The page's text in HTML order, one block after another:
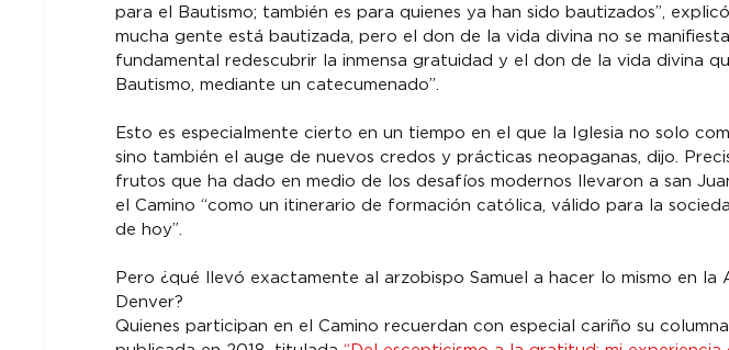
para el Bautismo; también es para quienes ya han sido bautizados”,
mucha gente está bautizada, pero el don de la vida divina no se
fundamental redescubrir la inmensa gratuidad y el don de la vida divina
Bautismo, mediante un catecumenado”.
Esto es especialmente cierto en un tiempo en el que la Iglesia no solo
sino también el auge de nuevos credos y prácticas neopaganas, dijo.
frutos que ha dado en medio de los desafíos modernos llevaron a san
el Camino “como un itinerario de formación católica, válido para la
de hoy”.
Pero ¿qué llevó exactamente al arzobispo Samuel a hacer lo mismo en la
Denver?
Quienes participan en el Camino recuerdan con especial cariño su